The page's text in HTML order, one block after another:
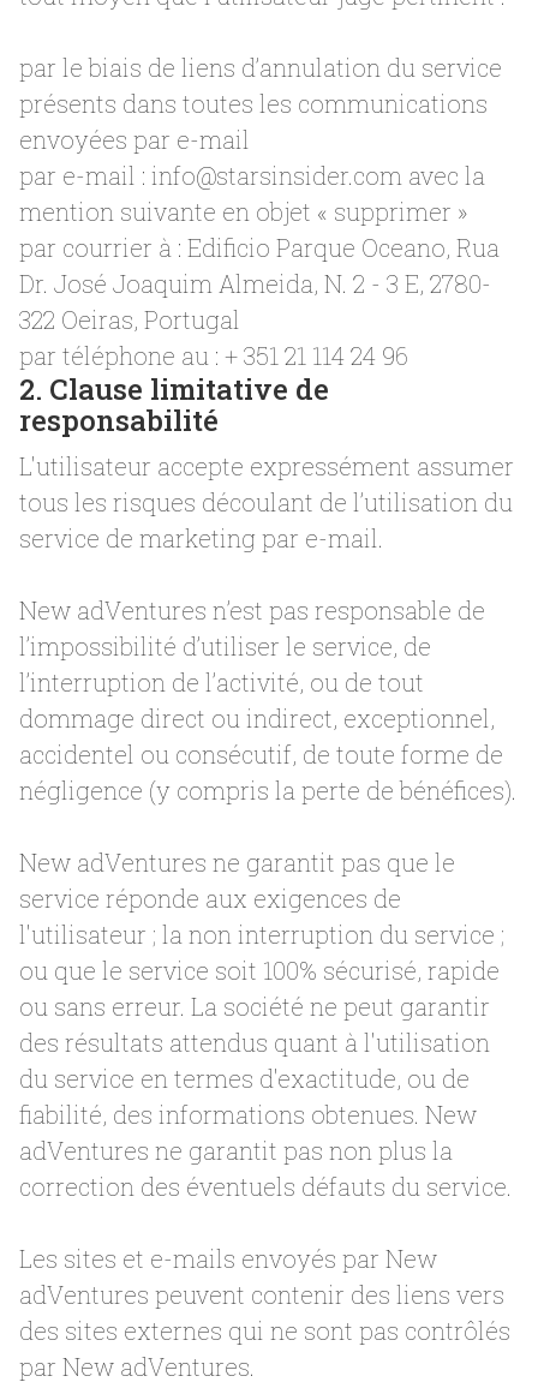
par le biais de liens d’annulation du service
présents dans toutes les communications
envoyées par e-mail
par e-mail : info@starsinsider.com avec la
mention suivante en objet « supprimer »
par courrier à : Edificio Parque Oceano, Rua
Dr. José Joaquim Almeida, N. 2 - 3 E, 2780-
322 Oeiras, Portugal
par téléphone au : + 351 21 114 24 96
2. Clause limitative de
responsabilité
L'utilisateur accepte expressément assumer
tous les risques découlant de l’utilisation du
service de marketing par e-mail.
New adVentures n’est pas responsable de
l’impossibilité d’utiliser le service, de
l’interruption de l’activité, ou de tout
dommage direct ou indirect, exceptionnel,
accidentel ou consécutif, de toute forme de
négligence (y compris la perte de bénéfices).
New adVentures ne garantit pas que le
service réponde aux exigences de
l'utilisateur ; la non interruption du service ;
ou que le service soit 100% sécurisé, rapide
ou sans erreur. La société ne peut garantir
des résultats attendus quant à l'utilisation
du service en termes d'exactitude, ou de
fiabilité, des informations obtenues. New
adVentures ne garantit pas non plus la
correction des éventuels défauts du service.
Les sites et e-mails envoyés par New
adVentures peuvent contenir des liens vers
des sites externes qui ne sont pas contrôlés
par New adVentures.